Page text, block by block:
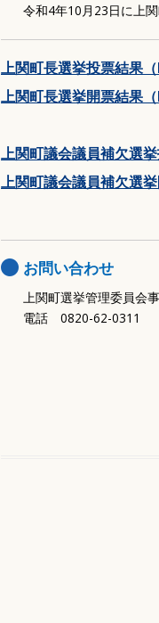
暮らしの相談
交通・乗り物
住まい・建築・道路
事業者の方へ
ごみ
令和4年10月23日に上
上関町長選挙投票結果（
上関町長選挙開票結果（
上関町議会議員補欠選挙
上関町議会議員補欠選挙
お問い合わせ
上関町選挙管理委員会
電話 0820-62-0311